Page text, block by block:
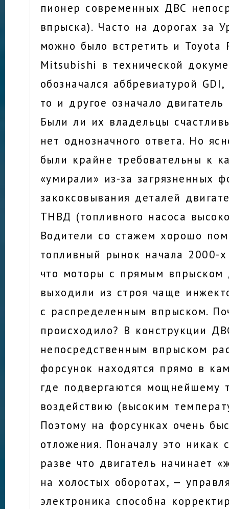
пионер современных ДВС
впрыска). Часто на дорогах за
можно было встретить и Toyota
Mitsubishi в технической
обозначался аббревиатурой
то и другое означало
Были ли их владельцы
нет однозначного ответа. Но
были крайне требовательны к
«умирали» из-за загрязненных
закоксовывания деталей
ТНВД (топливного насоса
Водители со стажем хорошо
топливный рынок начала 2000-
что моторы с прямым впрыском
выходили из строя чаще
с распределенным впрыском.
происходило? В конструкции
непосредственным впрыском
форсунок находятся прямо в
где подвергаются мощнейшему
воздействию (высоким
Поэтому на форсунках очень
отложения. Поначалу это никак
разве что двигатель начинает
на холостых оборотах, —
электроника способна